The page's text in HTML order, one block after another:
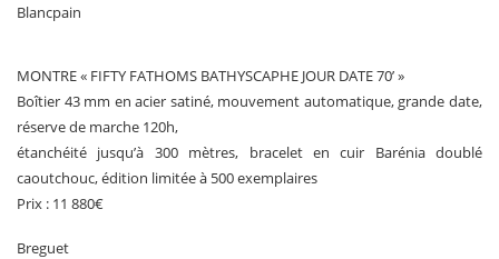
Blancpain
MONTRE « FIFTY FATHOMS BATHYSCAPHE JOUR DATE 70’ »
Boîtier 43 mm en acier satiné, mouvement automatique, grande date,
réserve de marche 120h,
étanchéité jusqu’à 300 mètres, bracelet en cuir Barénia doublé
caoutchouc, édition limitée à 500 exemplaires
Prix : 11 880€
Breguet